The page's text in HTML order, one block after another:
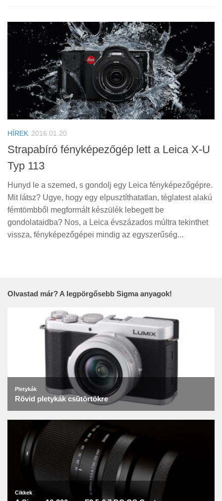
HÍREK 2016.01.20
Strapabíró fényképezőgép lett a Leica X-U
Typ 113
Hunyd le a szemed, s gondolj egy Leica fényképezőgépre.
Mit látsz? Ugye, hogy egy elpusztíthatatlan, téglatest alakú
fémtömbből megformált készülék lebegett be
gondolataidba? Nos, a Leica évszázados múltra tekinthet
vissza, fényképezőgépei mindig az egyszerűség...
Olvastad már? A legpörgősebb Sigma anyagok!